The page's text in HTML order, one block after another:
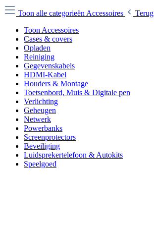
Toon alle categorieën Accessoires
Terug
Toon Accessoires
Cases & covers
Opladen
Reiniging
Gegevenskabels
HDMI-Kabel
Houders & Montage
Toetsenbord, Muis & Digitale pen
Verlichting
Geheugen
Netwerk
Powerbanks
Screenprotectors
Beveiliging
Luidsprekertelefoon & Autokits
Speelgoed